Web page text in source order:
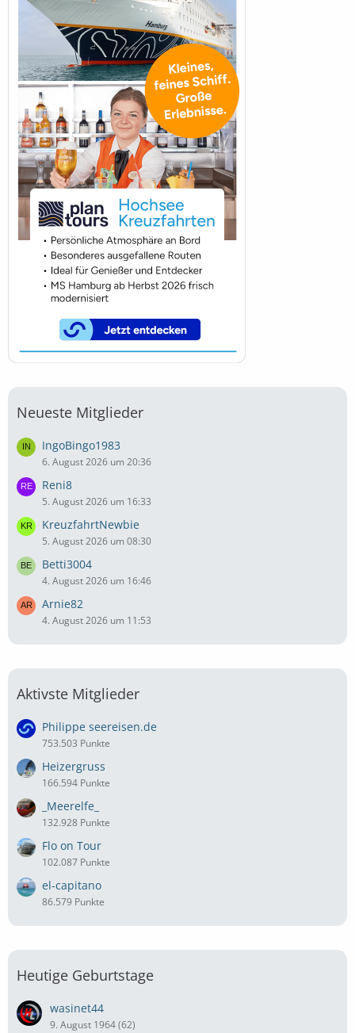
Neueste Mitglieder
IngoBingo1983
6. August 2026 um 20:36
Reni8
5. August 2026 um 16:33
KreuzfahrtNewbie
5. August 2026 um 08:30
Betti3004
4. August 2026 um 16:46
Arnie82
4. August 2026 um 11:53
Aktivste Mitglieder
Philippe seereisen.de
753.503 Punkte
Heizergruss
166.594 Punkte
_Meerelfe_
132.928 Punkte
Flo on Tour
102.087 Punkte
el-capitano
86.579 Punkte
Heutige Geburtstage
wasinet44
9. August 1964 (62)